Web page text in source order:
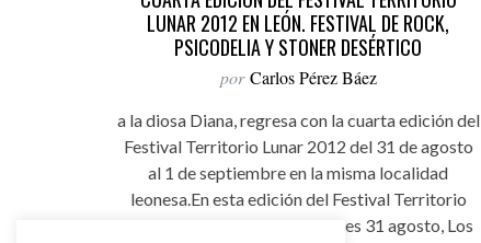
LUNAR 2012 EN LEÓN. FESTIVAL DE ROCK,
PSICODELIA Y STONER DESÉRTICO
por Carlos Pérez Báez
a la diosa Diana, regresa con la cuarta edición del
Festival Territorio Lunar 2012 del 31 de agosto
al 1 de septiembre en la misma localidad
leonesa.En esta edición del Festival Territorio
Lunar 2012 participan el viernes 31 agosto, Los